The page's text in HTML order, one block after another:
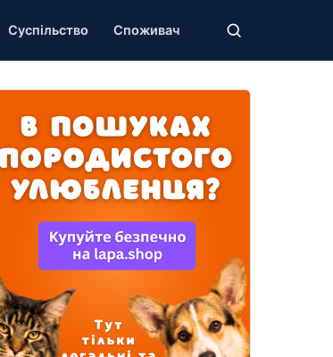
Суспільство Споживач